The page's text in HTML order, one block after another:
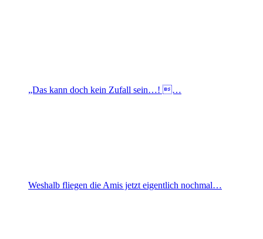
„Das kann doch kein Zufall sein…! …
Weshalb fliegen die Amis jetzt eigentlich nochmal…